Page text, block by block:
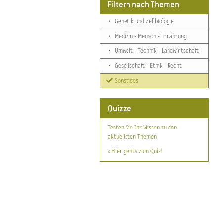
Filtern nach Themen
• Genetik und Zellbiologie
• Medizin - Mensch - Ernährung
• Umwelt - Technik - Landwirtschaft
• Gesellschaft - Ethik - Recht
Sonstiges
Quizze
Testen Sie Ihr Wissen zu den
aktuellsten Themen
» Hier gehts zum Quiz!